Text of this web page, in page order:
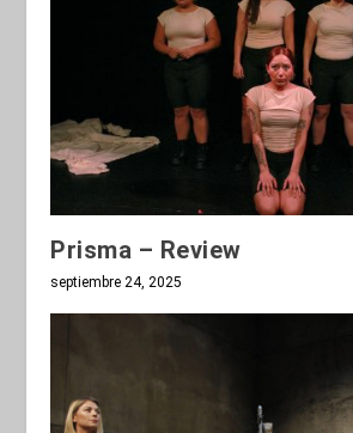
Prisma – Review
septiembre 24, 2025